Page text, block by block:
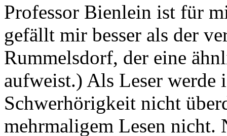
Professor Bienlein ist für
gefällt mir besser als der
Rummelsdorf, der eine
aufweist.) Als Leser werde
Schwerhörigkeit nicht
mehrmaligem Lesen nicht.